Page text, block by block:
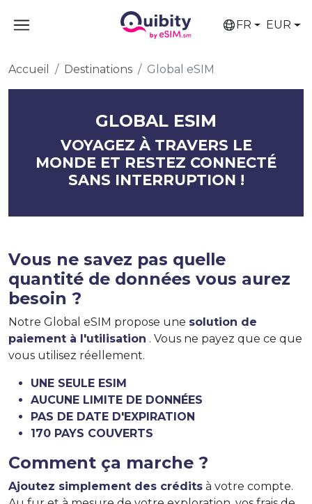
FR EUR
Accueil Destinations Global eSIM
GLOBAL ESIM
VOYAGEZ À TRAVERS LE
MONDE ET RESTEZ CONNECTÉ
SANS INTERRUPTION !
Vous ne savez pas quelle
quantité de données vous aurez
besoin ?
Notre Global eSIM propose une solution de
paiement à l'utilisation . Vous ne payez que ce que
vous utilisez réellement.
UNE SEULE ESIM
AUCUNE LIMITE DE DONNÉES
PAS DE DATE D'EXPIRATION
170 PAYS COUVERTS
Comment ça marche ?
Ajoutez simplement des crédits à votre compte.